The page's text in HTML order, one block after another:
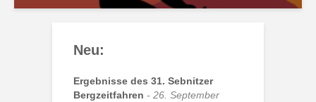
Neu:
Ergebnisse des 31. Sebnitzer
Bergzeitfahren
26. September